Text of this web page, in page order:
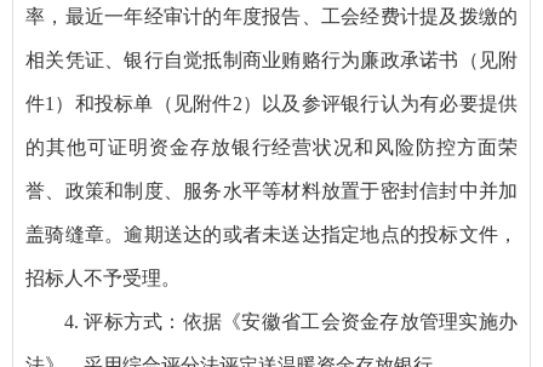
率，最近一年经审计的年度报告、工会经费计提及拨缴的
相关凭证、银行自觉抵制商业贿赂行为廉政承诺书（见附
件1）和投标单（见附件2）以及参评银行认为有必要提供
的其他可证明资金存放银行经营状况和风险防控方面荣
誉、政策和制度、服务水平等材料放置于密封信封中并加
盖骑缝章。逾期送达的或者未送达指定地点的投标文件，
招标人不予受理。
4. 评标方式：依据《安徽省工会资金存放管理实施办